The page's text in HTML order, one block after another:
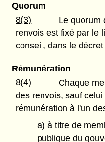
Quorum
8(3)
Le quorum
renvois est fixé par le
conseil, dans le
Rémunération
8(4)
Chaque
des renvois, sauf
rémunération à l'un
a) à titre de
publique du